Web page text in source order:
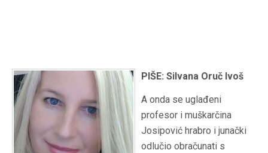
PIŠE: Silvana Oruč Ivoš
A onda se uglađeni
profesor i muškarčina
Josipović hrabro i junački
odlučio obračunati s